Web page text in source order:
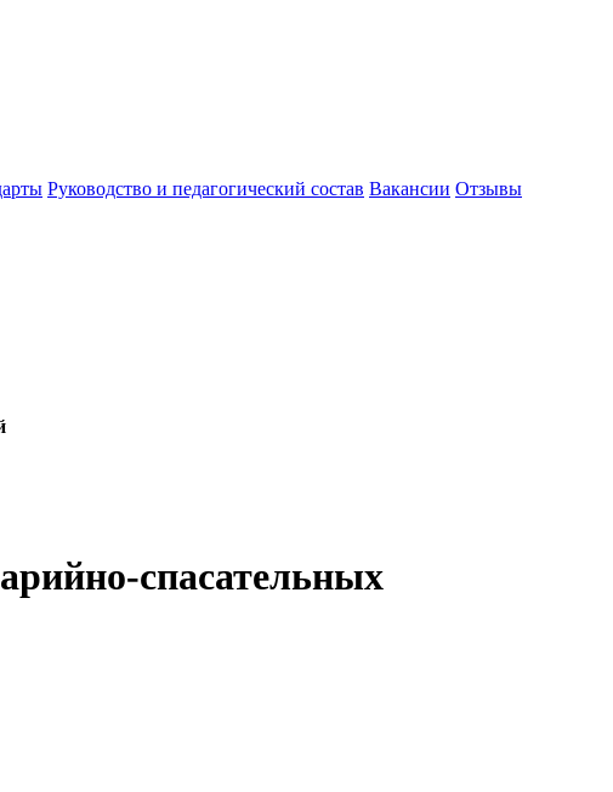
Руководство и педагогический состав Вакансии Отзывы
спасательных